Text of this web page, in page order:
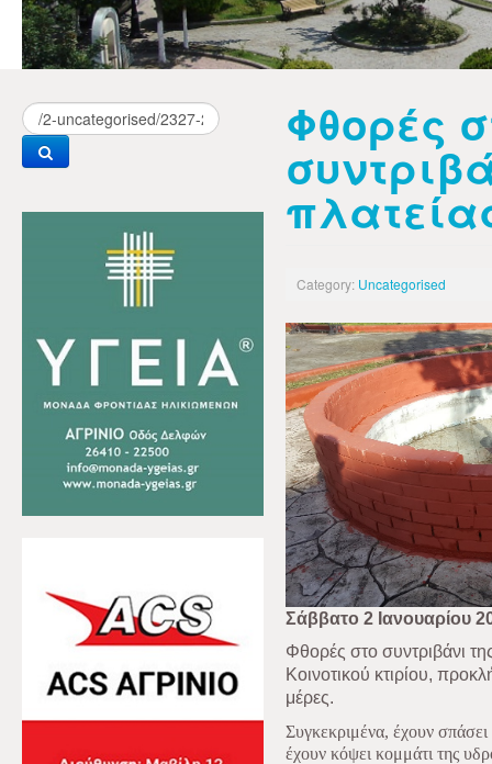
Φθορές
Category: Uncategorised
Σάββατο 2 Ιανουαρίου
Φθορές στο συντριβάνι
Κοινοτικού κτιρίου,
μέρες.
Συγκεκριμένα, έχουν
έχουν κόψει κομμάτι της